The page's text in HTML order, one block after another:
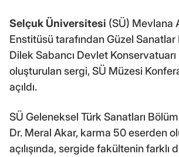
Selçuk Üniversitesi (SÜ) Mevlana
Enstitüsü tarafından Güzel
Dilek Sabancı Devlet
oluşturulan sergi, SÜ Müzesi
açıldı.
SÜ Geleneksel Türk Sanatları
Dr. Meral Akar, karma 50 eserden
açılışında, sergide fakültenin farklı